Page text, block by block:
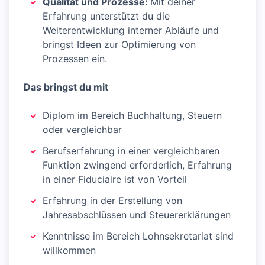
Erfahrung unterstützt du die
Weiterentwicklung interner Abläufe und
bringst Ideen zur Optimierung von
Prozessen ein.
Das bringst du mit
Diplom im Bereich Buchhaltung, Steuern
oder vergleichbar
Berufserfahrung in einer vergleichbaren
Funktion zwingend erforderlich, Erfahrung
in einer Fiduciaire ist von Vorteil
Erfahrung in der Erstellung von
Jahresabschlüssen und Steuererklärungen
Kenntnisse im Bereich Lohnsekretariat sind
willkommen